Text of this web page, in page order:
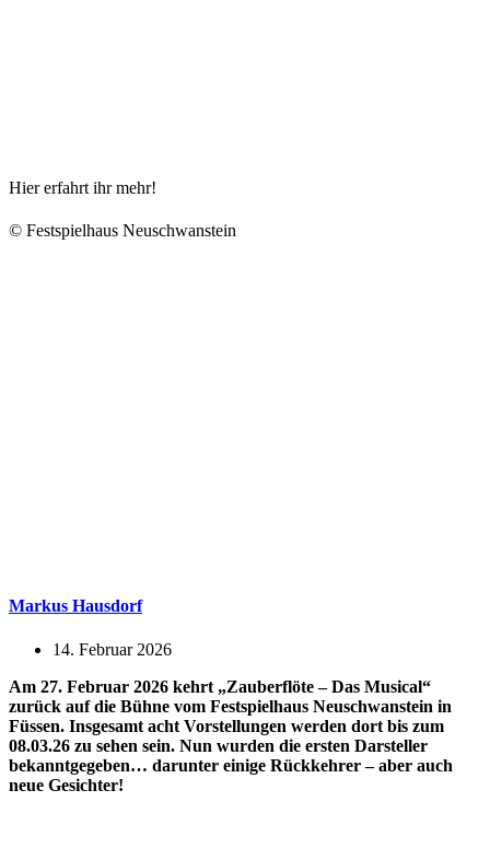
Hier erfahrt ihr mehr!
© Festspielhaus Neuschwanstein
Markus Hausdorf
14. Februar 2026
Am 27. Februar 2026 kehrt „Zauberflöte – Das Musical“
zurück auf die Bühne vom Festspielhaus Neuschwanstein in
Füssen. Insgesamt acht Vorstellungen werden dort bis zum
08.03.26 zu sehen sein. Nun wurden die ersten Darsteller
bekanntgegeben… darunter einige Rückkehrer – aber auch
neue Gesichter!